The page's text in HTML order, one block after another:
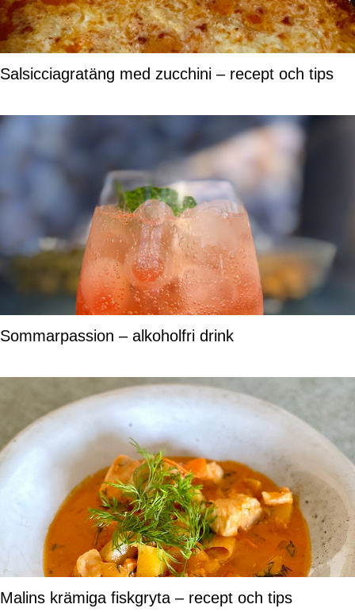
Salsicciagratäng med zucchini – recept och tips
Sommarpassion – alkoholfri drink
Malins krämiga fiskgryta – recept och tips